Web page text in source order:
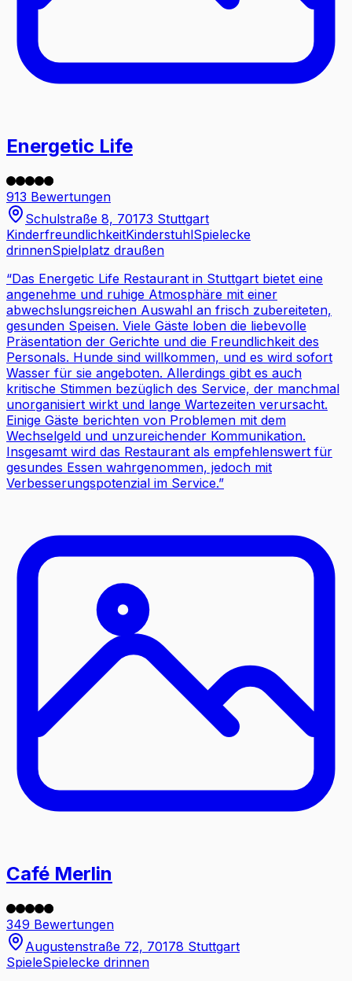
Energetic Life
913 Bewertungen
Schulstraße 8, 70173 Stuttgart
KinderfreundlichkeitKinderstuhlSpielecke
drinnenSpielplatz draußen
“Das Energetic Life Restaurant in Stuttgart bietet eine
angenehme und ruhige Atmosphäre mit einer
abwechslungsreichen Auswahl an frisch zubereiteten,
gesunden Speisen. Viele Gäste loben die liebevolle
Präsentation der Gerichte und die Freundlichkeit des
Personals. Hunde sind willkommen, und es wird sofort
Wasser für sie angeboten. Allerdings gibt es auch
kritische Stimmen bezüglich des Service, der manchmal
unorganisiert wirkt und lange Wartezeiten verursacht.
Einige Gäste berichten von Problemen mit dem
Wechselgeld und unzureichender Kommunikation.
Insgesamt wird das Restaurant als empfehlenswert für
gesundes Essen wahrgenommen, jedoch mit
Verbesserungspotenzial im Service.”
Café Merlin
349 Bewertungen
Augustenstraße 72, 70178 Stuttgart
SpieleSpielecke drinnen